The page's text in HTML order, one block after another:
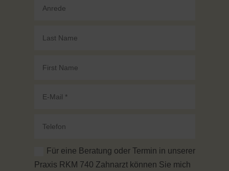
Für eine Beratung oder Termin in unserer
Praxis RKM 740 Zahnarzt können Sie mich